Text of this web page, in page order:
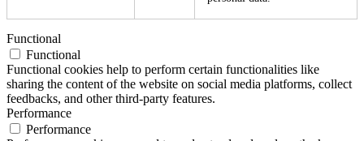
Functional
Functional
Functional cookies help to perform certain functionalities like
sharing the content of the website on social media platforms, collect
feedbacks, and other third-party features.
Performance
Performance